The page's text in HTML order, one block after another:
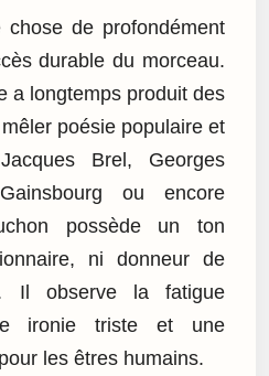
de profondément
durable du morceau.
a longtemps produit des
poésie populaire et
Brel, Georges
ou encore
possède un ton
ni donneur de
Il observe la fatigue
ironie triste et une
les êtres humains.